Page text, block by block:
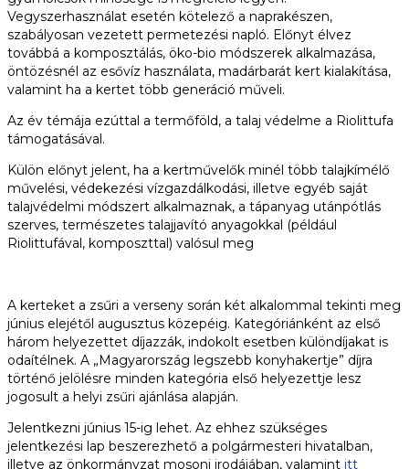
Vegyszerhasználat esetén kötelező a naprakészen,
szabályosan vezetett permetezési napló. Előnyt élvez
továbbá a komposztálás, öko-bio módszerek alkalmazása,
öntözésnél az esővíz használata, madárbarát kert kialakítása,
valamint ha a kertet több generáció műveli.
Az év témája ezúttal a termőföld, a talaj védelme a Riolittufa
támogatásával.
Külön előnyt jelent, ha a kertművelők minél több talajkímélő
művelési, védekezési vízgazdálkodási, illetve egyéb saját
talajvédelmi módszert alkalmaznak, a tápanyag utánpótlás
szerves, természetes talajjavító anyagokkal (például
Riolittufával, komposzttal) valósul meg
A kerteket a zsűri a verseny során két alkalommal tekinti meg
június elejétől augusztus közepéig. Kategóriánként az első
három helyezettet díjazzák, indokolt esetben különdíjakat is
odaítélnek. A „Magyarország legszebb konyhakertje” díjra
történő jelölésre minden kategória első helyezettje lesz
jogosult a helyi zsűri ajánlása alapján.
Jelentkezni június 15-ig lehet. Az ehhez szükséges
jelentkezési lap beszerezhető a polgármesteri hivatalban,
illetve az önkormányzat mosoni irodájában, valamint itt